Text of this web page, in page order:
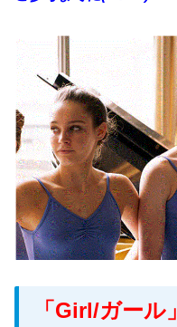
「Girl/ガール」